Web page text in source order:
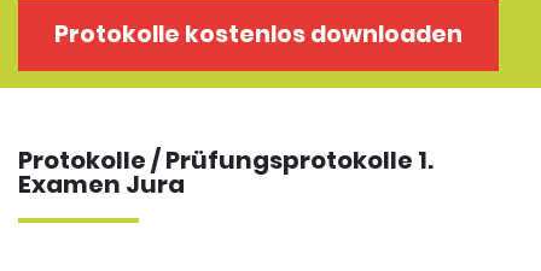
Protokolle kostenlos downloaden
Protokolle
Examensklausuren
Kostenloses
Repititorium
Protokolle / Prüfungsprotokolle 1.
Examen Jura